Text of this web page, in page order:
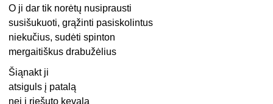
O ji dar tik norėtų nusiprausti
susišukuoti, grąžinti pasiskolintus
niekučius, sudėti spinton
mergaitiškus drabužėlius
Šiąnakt ji
atsiguls į patalą
nei į riešuto kevalą